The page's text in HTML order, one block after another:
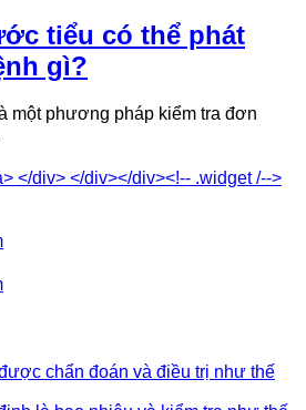
tiểu có thể phát
gì?
một phương pháp kiểm tra đơn
chẩn đoán và điều trị như thế